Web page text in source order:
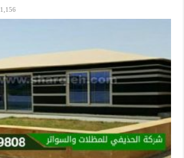
1,156